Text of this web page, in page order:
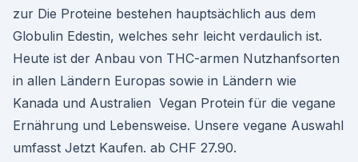
zur Die Proteine bestehen hauptsächlich aus dem
Globulin Edestin, welches sehr leicht verdaulich ist.
Heute ist der Anbau von THC-armen Nutzhanfsorten
in allen Ländern Europas sowie in Ländern wie
Kanada und Australien Vegan Protein für die vegane
Ernährung und Lebensweise. Unsere vegane Auswahl
umfasst Jetzt Kaufen. ab CHF 27.90.